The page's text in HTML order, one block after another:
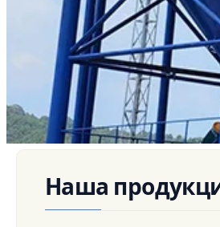
Дозатор инертных
Наша